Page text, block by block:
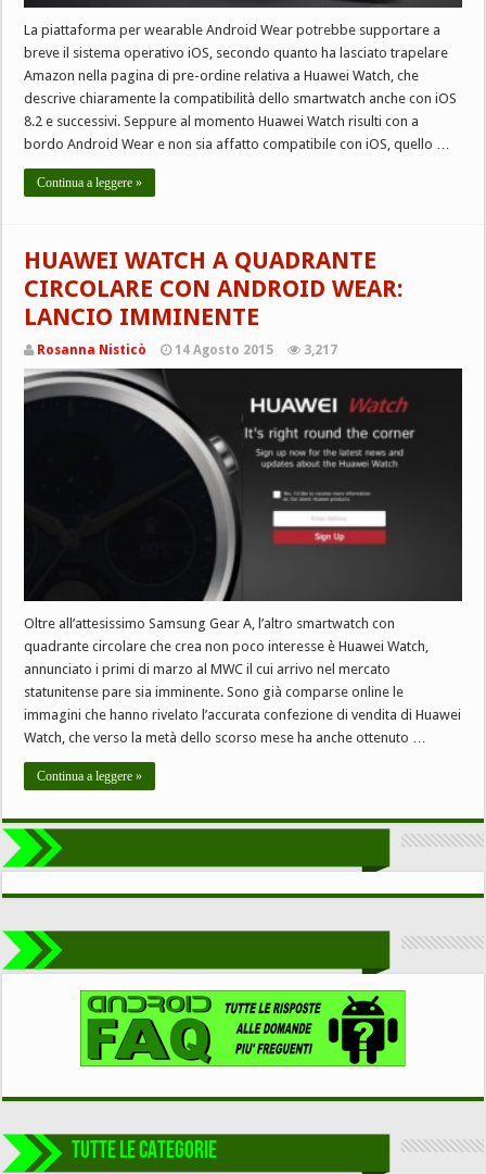
La piattaforma per wearable Android Wear potrebbe supportare a
breve il sistema operativo iOS, secondo quanto ha lasciato trapelare
Amazon nella pagina di pre-ordine relativa a Huawei Watch, che
descrive chiaramente la compatibilità dello smartwatch anche con iOS
8.2 e successivi. Seppure al momento Huawei Watch risulti con a
bordo Android Wear e non sia affatto compatibile con iOS, quello …
Continua a leggere »
HUAWEI WATCH A QUADRANTE
CIRCOLARE CON ANDROID WEAR:
LANCIO IMMINENTE
Rosanna Nisticò 14 Agosto 2015 3,217
Oltre all’attesissimo Samsung Gear A, l’altro smartwatch con
quadrante circolare che crea non poco interesse è Huawei Watch,
annunciato i primi di marzo al MWC il cui arrivo nel mercato
statunitense pare sia imminente. Sono già comparse online le
immagini che hanno rivelato l’accurata confezione di vendita di Huawei
Watch, che verso la metà dello scorso mese ha anche ottenuto …
Continua a leggere »
TUTTE LE CATEGORIE